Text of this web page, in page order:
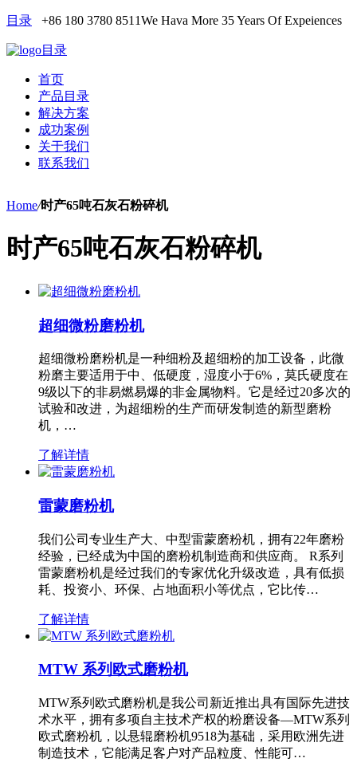
目录 +86 180 3780 8511We Hava More 35 Years Of Expeiences
目录
首页
产品目录
解决方案
成功案例
关于我们
联系我们
Home/时产65吨石灰石粉碎机
时产65吨石灰石粉碎机
超细微粉磨粉机
超细微粉磨粉机是一种细粉及超细粉的加工设备，此微
粉磨主要适用于中、低硬度，湿度小于6%，莫氏硬度在
9级以下的非易燃易爆的非金属物料。它是经过20多次的
试验和改进，为超细粉的生产而研发制造的新型磨粉
机，…
了解详情
雷蒙磨粉机
我们公司专业生产大、中型雷蒙磨粉机，拥有22年磨粉
经验，已经成为中国的磨粉机制造商和供应商。 R系列
雷蒙磨粉机是经过我们的专家优化升级改造，具有低损
耗、投资小、环保、占地面积小等优点，它比传…
了解详情
MTW 系列欧式磨粉机
MTW系列欧式磨粉机是我公司新近推出具有国际先进技
术水平，拥有多项自主技术产权的粉磨设备—MTW系列
欧式磨粉机，以悬辊磨粉机9518为基础，采用欧洲先进
制造技术，它能满足客户对产品粒度、性能可…